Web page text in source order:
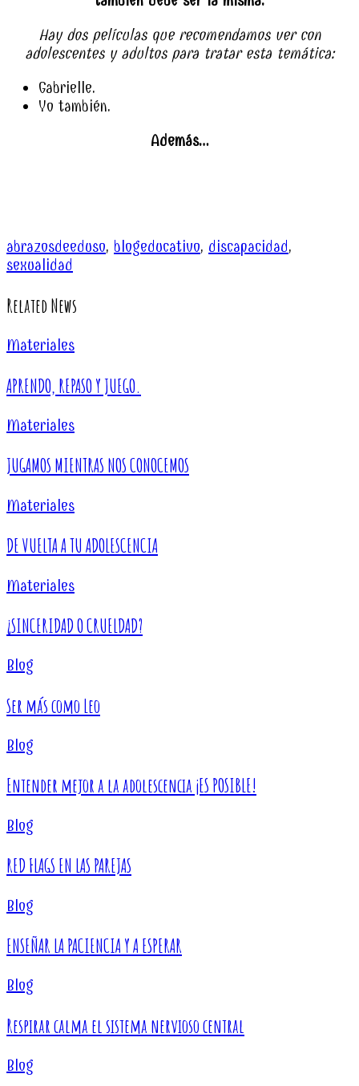
Hay dos películas que recomendamos ver con
adolescentes y adultos para tratar esta temática:
Gabrielle.
Yo también.
Además…
abrazosdeeduso, blogeducativo, discapacidad,
sexualidad
Related News
Materiales
APRENDO, REPASO Y JUEGO.
Materiales
JUGAMOS MIENTRAS NOS CONOCEMOS
Materiales
DE VUELTA A TU ADOLESCENCIA
Materiales
¿SINCERIDAD O CRUELDAD?
Blog
Ser más como Leo
Blog
Entender mejor a la adolescencia ¡ES POSIBLE!
Blog
RED FLAGS EN LAS PAREJAS
Blog
ENSEÑAR LA PACIENCIA Y A ESPERAR
Blog
Respirar calma el sistema nervioso central
Blog